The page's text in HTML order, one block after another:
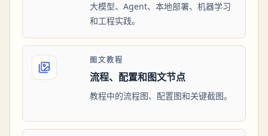
大模型、Agent、本地部署、机器学习
和工程实践。
图文教程
流程、配置和图文节点
教程中的流程图、配置图和关键截图。